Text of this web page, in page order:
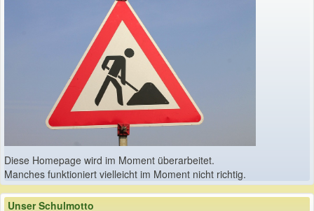
Diese Homepage wird im Moment überarbeitet.
Manches funktioniert vielleicht im Moment nicht richtig.
Unser Schulmotto